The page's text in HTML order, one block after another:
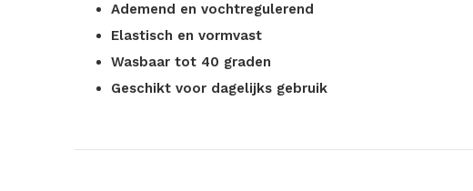
Ademend en vochtregulerend
Elastisch en vormvast
Wasbaar tot 40 graden
Geschikt voor dagelijks gebruik